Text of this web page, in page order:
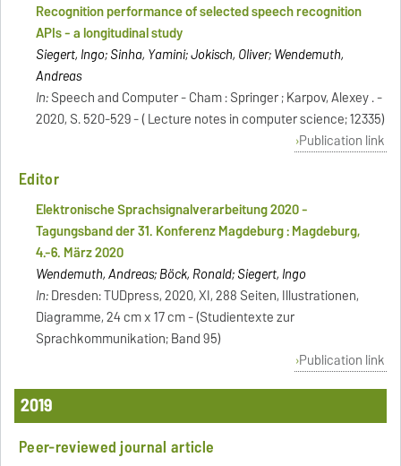
Recognition performance of selected speech recognition
APIs - a longitudinal study
Siegert, Ingo; Sinha, Yamini; Jokisch, Oliver; Wendemuth,
Andreas
In:Speech and Computer - Cham : Springer ; Karpov, Alexey . -
2020, S. 520-529 - ( Lecture notes in computer science; 12335)
Publication link
Editor
Elektronische Sprachsignalverarbeitung 2020 -
Tagungsband der 31. Konferenz Magdeburg : Magdeburg,
4.-6. März 2020
Wendemuth, Andreas; Böck, Ronald; Siegert, Ingo
In:Dresden: TUDpress, 2020, XI, 288 Seiten, Illustrationen,
Diagramme, 24 cm x 17 cm - (Studientexte zur
Sprachkommunikation; Band 95)
Publication link
2019
Peer-reviewed journal article